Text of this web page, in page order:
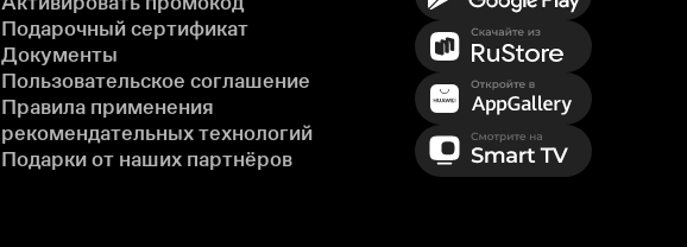
Подарочный сертификат
Документы
Пользовательское соглашение
Правила применения
рекомендательных технологий
Подарки от наших партнёров